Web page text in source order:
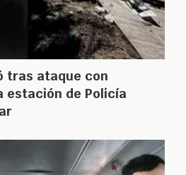
tras ataque con
estación de Policía